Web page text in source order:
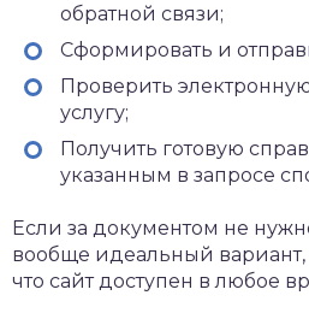
обратной связи;
Сформировать и
Проверить
услугу;
Получить готовую
указанным в запросе
Если за документом не
вообще идеальный вариант,
что сайт доступен в любое